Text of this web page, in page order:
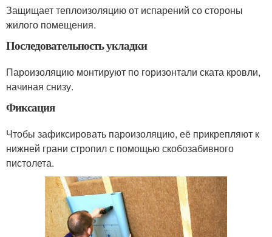
Защищает теплоизоляцию от испарений со стороны
жилого помещения.
Последовательность укладки
Пароизоляцию монтируют по горизонтали ската кровли,
начиная снизу.
Фиксация
Чтобы зафиксировать пароизоляцию, её прикрепляют к
нижней грани стропил с помощью скобозабивного
пистолета.